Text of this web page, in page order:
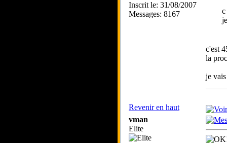
Inscrit le: 31/08/2007
Messages: 8167
c
c'est
la
je
Revenir en haut
vman
Elite